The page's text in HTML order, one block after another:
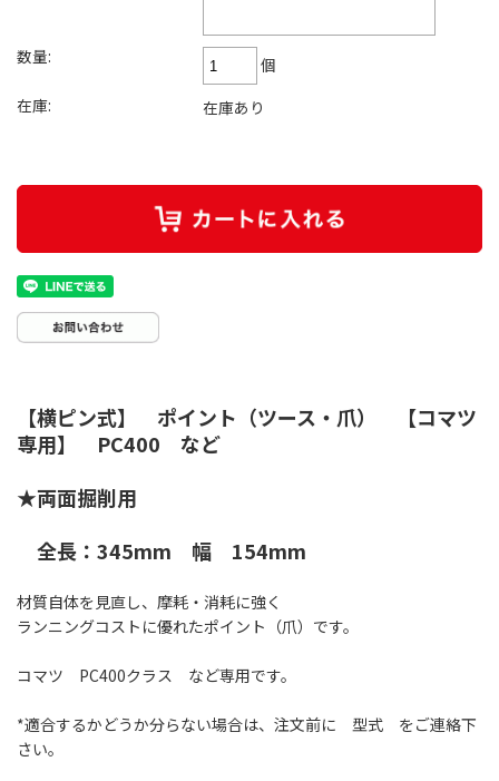
数量:
個
在庫:
在庫あり
【横ピン式】 ポイント（ツース・爪） 【コマツ
専用】 PC400 など
★両面掘削用
全長：345mm 幅 154mm
材質自体を見直し、摩耗・消耗に強く
ランニングコストに優れたポイント（爪）です。
コマツ PC400クラス など専用です。
*適合するかどうか分らない場合は、注文前に 型式 をご連絡下
さい。